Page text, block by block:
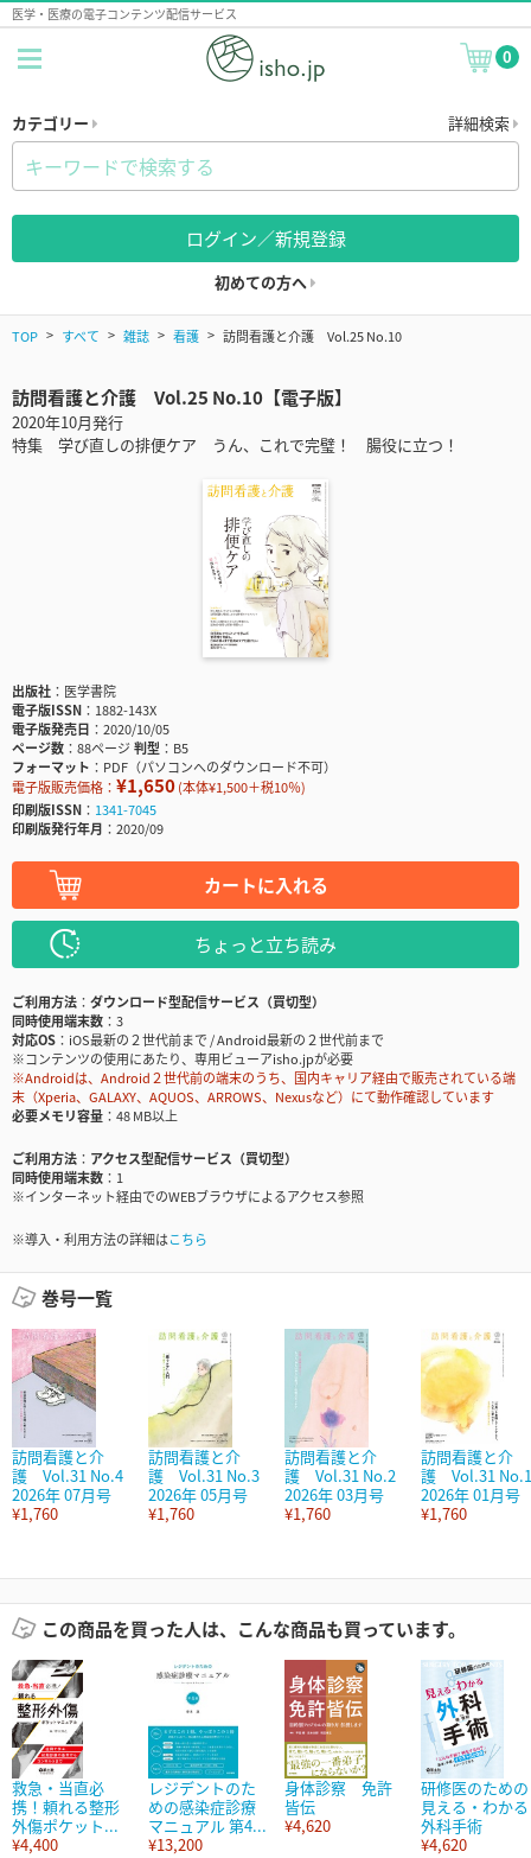
医学・医療の電子コンテンツ配信サービス
0
カテゴリー 詳細検索
ログイン／新規登録
初めての方へ
TOP すべて 雑誌 看護 訪問看護と介護 Vol.25 No.10
訪問看護と介護 Vol.25 No.10【電子版】
2020年10月発行
特集 学び直しの排便ケア うん、これで完璧！ 腸役に立つ！
出版社
医学書院
電子版ISSN
1882-143X
電子版発売日
2020/10/05
ページ数
88ページ判型
B5
フォーマット
PDF（パソコンへのダウンロード不可）
電子版販売価格： ¥1,650(本体¥1,500＋税10％)
印刷版ISSN
1341-7045
印刷版発行年月
2020/09
カートに入れる
ちょっと立ち読み
ご利用方法
ダウンロード型配信サービス（買切型）
同時使用端末数
3
対応OS
iOS最新の２世代前まで / Android最新の２世代前まで
※コンテンツの使用にあたり、専用ビューアisho.jpが必要
※Androidは、Android２世代前の端末のうち、国内キャリア経由で販売されている端
末（Xperia、GALAXY、AQUOS、ARROWS、Nexusなど）にて動作確認しています
必要メモリ容量
48 MB以上
ご利用方法
アクセス型配信サービス（買切型）
同時使用端末数
1
※インターネット経由でのWEBブラウザによるアクセス参照
※導入・利用方法の詳細はこちら
巻号一覧
訪問看護と介
護 Vol.31 No.4
2026年 07月号
¥1,760
訪問看護と介
護 Vol.31 No.3
2026年 05月号
¥1,760
訪問看護と介
護 Vol.31 No.2
2026年 03月号
¥1,760
訪問看護と介
護 Vol.31 No.1
2026年 01月号
¥1,760
この商品を買った人は、こんな商品も買っています。
救急・当直必
携！頼れる整形
外傷ポケット...
¥4,400
レジデントのた
めの感染症診療
マニュアル 第4...
¥13,200
身体診察 免許
皆伝
¥4,620
研修医のための
見える・わかる
外科手術
¥4,620